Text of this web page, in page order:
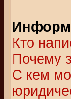
Кто
Почему
С кем